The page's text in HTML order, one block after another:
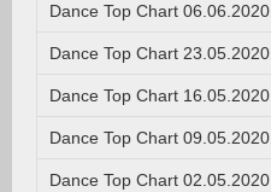
Dance Top Chart 06.06.2020.
Dance Top Chart 23.05.2020.
Dance Top Chart 16.05.2020.
Dance Top Chart 09.05.2020.
Dance Top Chart 02.05.2020.